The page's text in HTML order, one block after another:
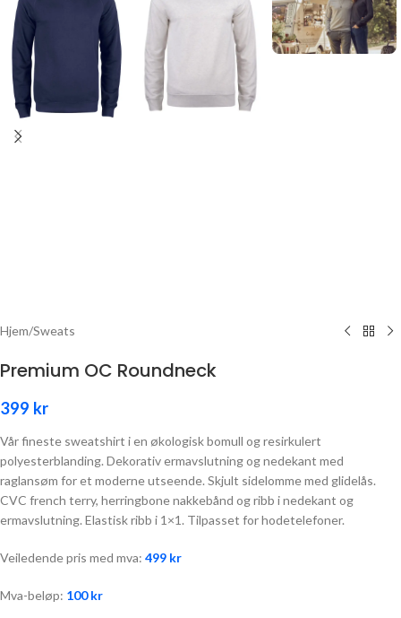
Hjem/Sweats
Premium OC Roundneck
399 kr
Vår fineste sweatshirt i en økologisk bomull og resirkulert
polyesterblanding. Dekorativ ermavslutning og nedekant med
raglansøm for et moderne utseende. Skjult sidelomme med glidelås.
CVC french terry, herringbone nakkebånd og ribb i nedekant og
ermavslutning. Elastisk ribb i 1×1. Tilpasset for hodetelefoner.
Veiledende pris med mva: 499 kr
Mva-beløp: 100kr